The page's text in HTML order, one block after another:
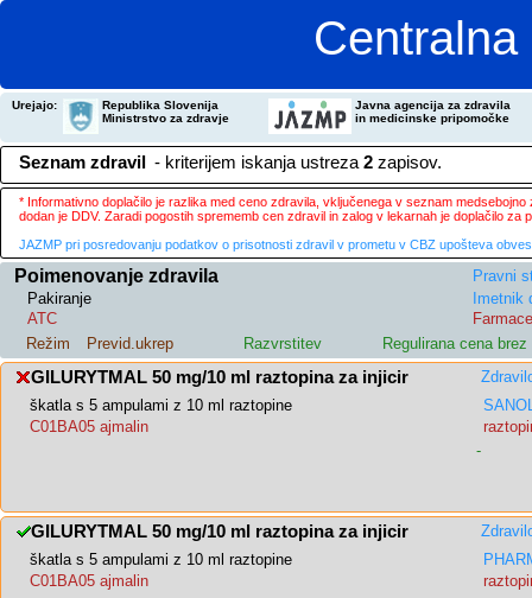
Urejajo:
Republika Slovenija
Ministrstvo za zdravje
Javna agencija za zdravila
in medicinske pripomočke
Seznam zdravil - kriterijem iskanja ustreza 2 zapisov.
* Informativno doplačilo je razlika med ceno zdravila, vključenega v seznam
dodan je DDV. Zaradi pogostih sprememb cen zdravil in zalog v lekarnah je doplačilo
JAZMP pri posredovanju podatkov o prisotnosti zdravil v prometu v CBZ upošteva
Poimenovanje zdravila
Pravni
Pakiranje
Imetnik
ATC
Režim
Previd.ukrep Razvrstitev Regulirana cena brez
GILURYTMAL 50 mg/10 ml raztopina za injicir
škatla s 5 ampulami z 10 ml raztopine
C01BA05 ajmalin
-
GILURYTMAL 50 mg/10 ml raztopina za injicir
škatla s 5 ampulami z 10 ml raztopine
C01BA05 ajmalin